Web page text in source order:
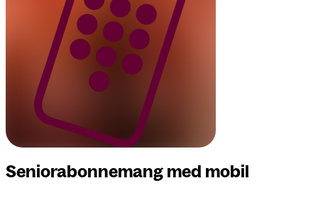
Seniorabonnemang med mobil